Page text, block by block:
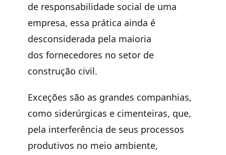
de responsabilidade social de uma
empresa, essa prática ainda é
desconsiderada pela maioria
dos fornecedores no setor de
construção civil.
Exceções são as grandes companhias,
como siderúrgicas e cimenteiras, que,
pela interferência de seus processos
produtivos no meio ambiente,